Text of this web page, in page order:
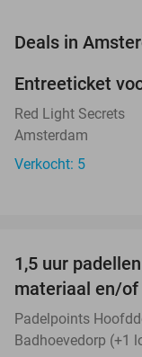
Deals in
TODAY
Entreeticket
Red Light Secrets
Amsterdam
Verkocht: 5
TODAY
1,5 uur
materiaal en/
Padelpoints
Badhoevedorp (+1